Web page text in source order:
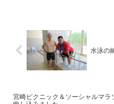
水泳の
宮崎ピクニック＆ソーシャルマラ